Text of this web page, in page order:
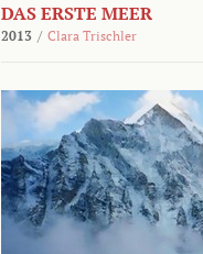
DAS ERSTE MEER
2013 / Clara Trischler